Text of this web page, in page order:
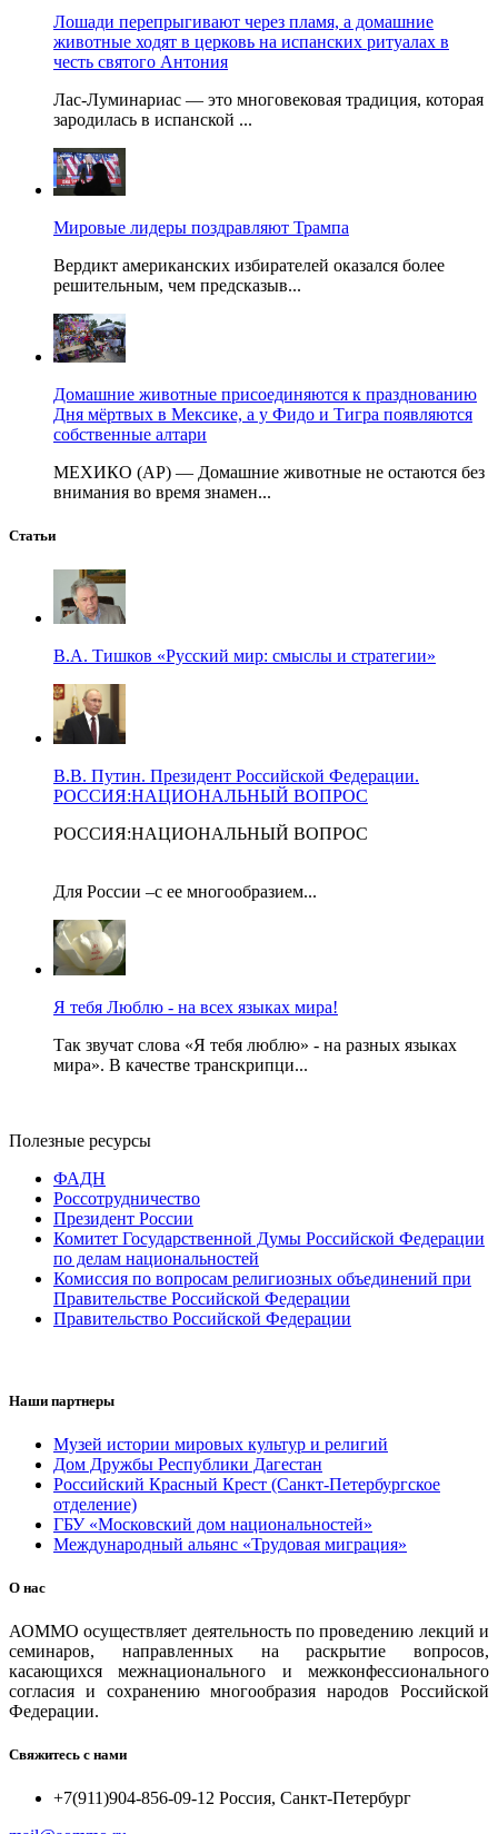
Лошади перепрыгивают через пламя, а домашние
животные ходят в церковь на испанских ритуалах в
честь святого Антония
Лас-Луминариас — это многовековая традиция, которая
зародилась в испанской ...
Мировые лидеры поздравляют Трампа
Вердикт американских избирателей оказался более
решительным, чем предсказыв...
Домашние животные присоединяются к празднованию
Дня мёртвых в Мексике, а у Фидо и Тигра появляются
собственные алтари
МЕХИКО (AP) — Домашние животные не остаются без
внимания во время знамен...
Статьи
В.А. Тишков «Русский мир: смыслы и стратегии»
В.В. Путин. Президент Российской Федерации.
РОССИЯ:НАЦИОНАЛЬНЫЙ ВОПРОС
РОССИЯ:НАЦИОНАЛЬНЫЙ ВОПРОС
Для России –с ее многообразием...
Я тебя Люблю - на всех языках мира!
Так звучат слова «Я тебя люблю» - на разных языках
мира». В качестве транскрипци...
Полезные ресурсы
ФАДН
Россотрудничество
Президент России
Комитет Государственной Думы Российской Федерации
по делам национальностей
Комиссия по вопросам религиозных объединений при
Правительстве Российской Федерации
Правительство Российской Федерации
Наши партнеры
Музей истории мировых культур и религий
Дом Дружбы Республики Дагестан
Российский Красный Крест (Санкт-Петербургское
отделение)
ГБУ «Московский дом национальностей»
Международный альянс «Трудовая миграция»
О нас
АОММО осуществляет деятельность по проведению лекций и
семинаров, направленных на раскрытие вопросов,
касающихся межнационального и межконфессионального
согласия и сохранению многообразия народов Российской
Федерации.
Свяжитесь с нами
+7(911)904-856-09-12 Россия, Санкт-Петербург